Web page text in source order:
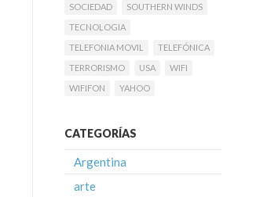
SOCIEDAD
SOUTHERN WINDS
TECNOLOGIA
TELEFONIA MOVIL
TELEFÓNICA
TERRORISMO
USA
WIFI
WIFIFON
YAHOO
CATEGORÍAS
Argentina
arte